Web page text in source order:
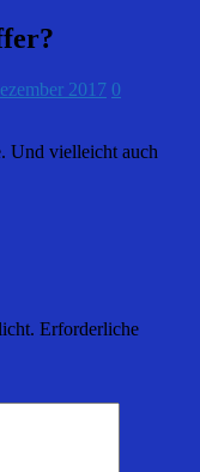
2017 0
Und vielleicht auch
Erforderliche